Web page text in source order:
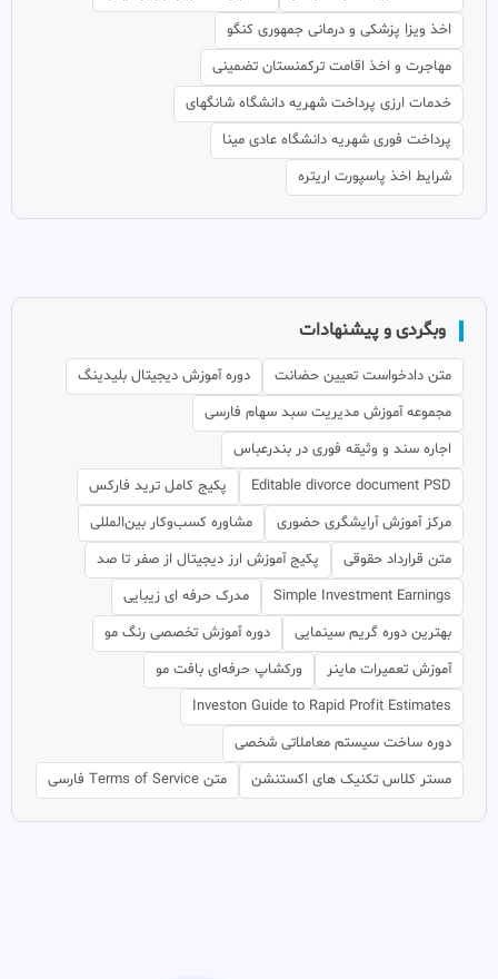
اخذ ویزا پزشکی و درمانی جمهوری کنگو
مهاجرت و اخذ اقامت ترکمنستان تضمینی
خدمات ارزی پرداخت شهریه دانشگاه شانگهای
پرداخت فوری شهریه دانشگاه عادی مینا
شرایط اخذ پاسپورت اریتره
وبگردی و پیشنهادات
متن دادخواست تعیین حضانت
دوره آموزش دیجیتال بلیدینگ
مجموعه آموزش مدیریت سبد سهام فارسی
اجاره سند و وثیقه فوری در بندرعباس
Editable divorce document PSD
پکیج کامل ترید فارکس
مرکز آموزش آرایشگری حضوری
مشاوره کسب‌وکار بین‌المللی
متن قرارداد حقوقی
پکیج آموزش ارز دیجیتال از صفر تا صد
Simple Investment Earnings
مدرک حرفه ای زیبایی
بهترین دوره گریم سینمایی
دوره آموزش تخصصی رنگ مو
آموزش تعمیرات ماینر
ورکشاپ حرفه‌ای بافت مو
Investon Guide to Rapid Profit Estimates
دوره ساخت سیستم معاملاتی شخصی
مستر کلاس تکنیک های اکستنشن
متن Terms of Service فارسی